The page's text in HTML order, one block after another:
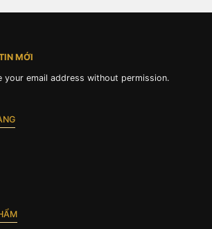
MỚI
your email address without permission.